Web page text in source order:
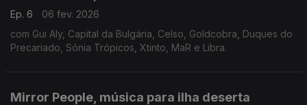
Ep. 6
06 fev. 2026
com Gui Aly, Capital da Bulgária, Celso, Goldcobra, Duques do
Precariado, Sónia Trópicos, Xtinto, MaR e Libra.
Mirror People, música para ilha deserta